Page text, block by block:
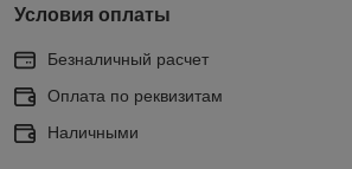
Условия оплаты
Безналичный расчет
Оплата по реквизитам
Наличными